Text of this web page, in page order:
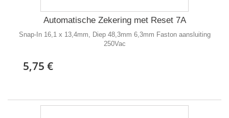
Automatische Zekering met Reset 7A
Snap-In 16,1 x 13,4mm, Diep 48,3mm 6,3mm Faston aansluiting
250Vac
5,75 €